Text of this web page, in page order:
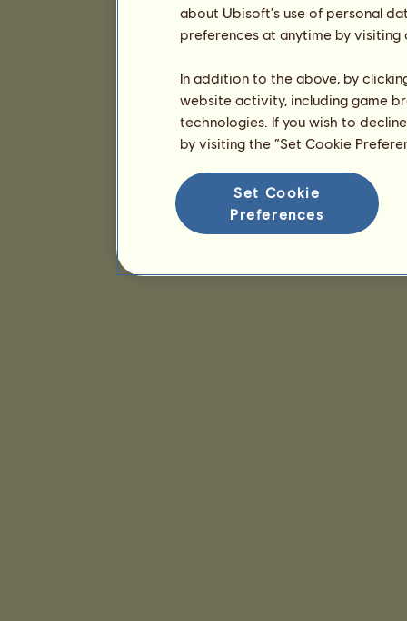
about Ubisoft's use of personal
preferences at anytime by
In addition to the above, by
website activity, including game
technologies. If you wish to
by visiting the “Set Cookie
Set Cookie
Preferences